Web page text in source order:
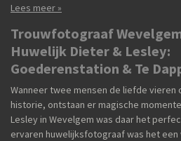
Lees meer »
Trouwfotograaf
Huwelijk Dieter & Lesley:
Goederenstation & Te
Wanneer twee mensen de liefde vieren
historie, ontstaan er magische
Lesley in Wevelgem was daar het
ervaren huwelijksfotograaf was het